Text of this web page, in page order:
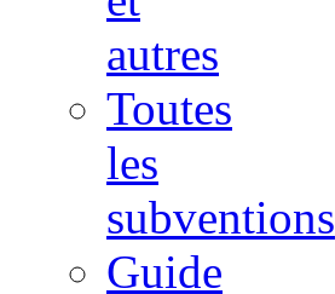
autres
Toutes
les
subventions
Guide